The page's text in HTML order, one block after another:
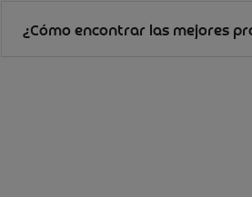
¿Cómo encontrar las mejores